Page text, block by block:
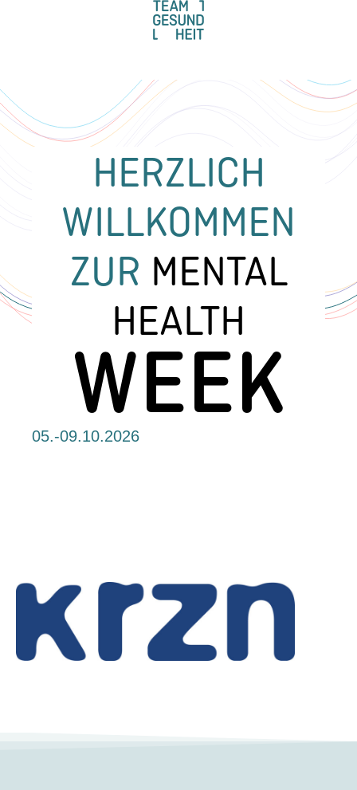
HERZLICH
WILLKOMMEN
ZUR MENTAL
HEALTH
WEEK
05.-09.10.2026